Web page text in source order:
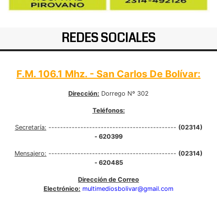
REDES SOCIALES
F.M. 106.1 Mhz. - San Carlos De Bolívar:
Dirección: Dorrego Nº 302
Teléfonos:
Secretaría: -------------------------------------------- (02314)
- 620399
Mensajero: -------------------------------------------- (02314)
- 620485
Dirección de Correo
Electrónico: multimediosbolivar@gmail.com